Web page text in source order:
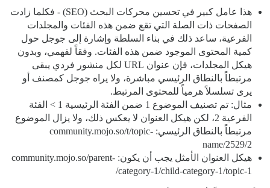
هذا عامل كبير في تحسين محركات البحث (SEO) - فكلما زادت
الصفحات ذات الصلة التي تقع ضمن هذه الفئات والمجلدات
الفرعية، ساعد ذلك في بناء السلطة وإشارة إلى جوجل حول
كمية المحتوى الموجود ضمن هذه الفئات. وفقاً لفهمي، وبدون
هيكل المجلدات، فإن عنوان URL لكل منشور فردي يبقى
مرتبطاً بالنطاق الرئيسي مباشرة، ولا يراه جوجل كمصنف أو
يرى تسلسلاً هرمياً للمحتوى المرتبط.
مثال: تم تصنيف الموضوع 1 ضمن الفئة الرئيسية 1 > الفئة
الفرعية 2، لكن هيكل العنوان لا يعكس ذلك، ولا يزال الموضوع
مرتبطاً بالنطاق الرئيسي: community.mojo.so/t/topic-
name/2529/2
هيكل العنوان الأمثل يجب أن يكون: community.mojo.so/parent-
category-1/child-category-1/topic-1/